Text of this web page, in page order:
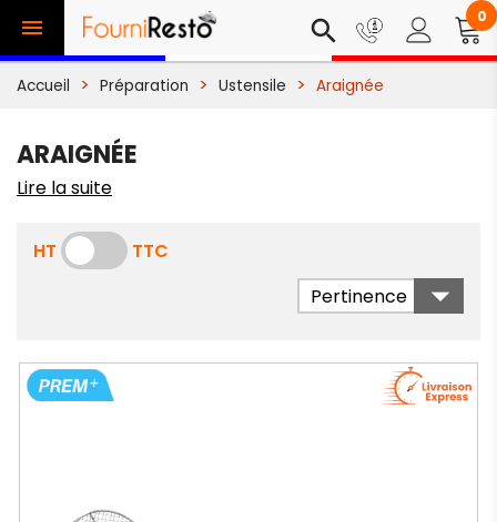
 search 0
Accueil Préparation Ustensile Araignée
ARAIGNÉE
Lire la suite
HT
TTC
Pertinence
